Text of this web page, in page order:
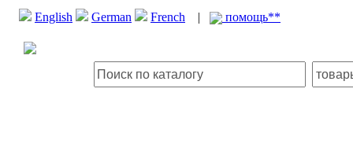
English German French | помощь**